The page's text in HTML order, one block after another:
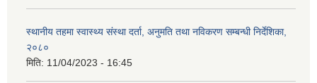
स्थानीय तहमा स्वास्थ्य संस्था दर्ता, अनुमति तथा नविकरण सम्बन्धी निर्देशिका,
२०८०
मिति: 11/04/2023 - 16:45